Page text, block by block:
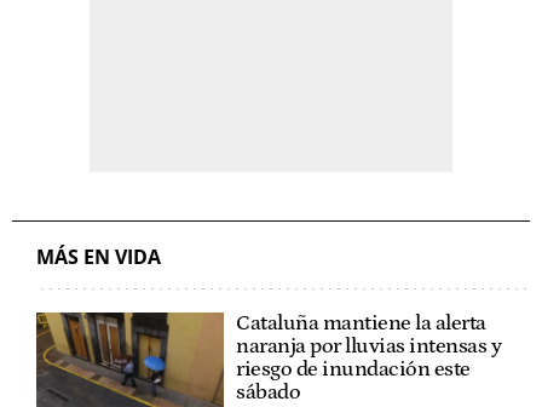
MÁS EN VIDA
Cataluña mantiene la alerta
naranja por lluvias intensas y
riesgo de inundación este
sábado